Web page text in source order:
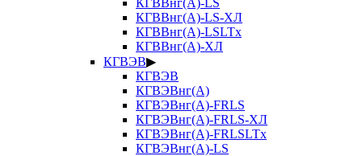
КГВВнг(А)-LS
КГВВнг(А)-LS-ХЛ
КГВВнг(А)-LSLTx
КГВВнг(А)-ХЛ
КГВЭВ▶
КГВЭВ
КГВЭВнг(А)
КГВЭВнг(А)-FRLS
КГВЭВнг(А)-FRLS-ХЛ
КГВЭВнг(А)-FRLSLTx
КГВЭВнг(А)-LS